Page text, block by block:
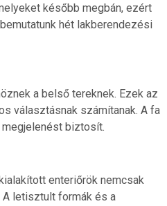
később megbán, ezért
hét lakberendezési
a belső tereknek. Ezek az
választásnak számítanak. A fa
biztosít.
enteriőrök nemcsak
letisztult formák és a